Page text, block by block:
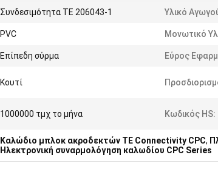
Συνδεσιμότητα TE 206043-1 Υλικό
PVC Μονωτικό
Επίπεδη σύρμα Εύρος
Κουτί
1000000 τμχ το μήνα Κωδικός HS:
Καλώδιο μπλοκ ακροδεκτών TE Connectivity CPC,
Ηλεκτρονική συναρμολόγηση καλωδίου CPC Series